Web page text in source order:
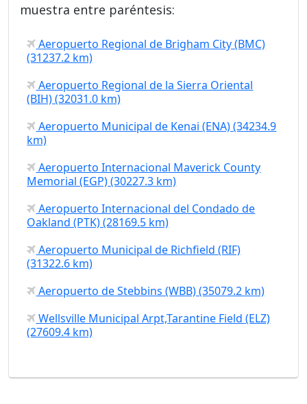
muestra entre paréntesis:
Aeropuerto Regional de Brigham City (BMC)
(31237.2 km)
Aeropuerto Regional de la Sierra Oriental
(BIH) (32031.0 km)
Aeropuerto Municipal de Kenai (ENA) (34234.9
km)
Aeropuerto Internacional Maverick County
Memorial (EGP) (30227.3 km)
Aeropuerto Internacional del Condado de
Oakland (PTK) (28169.5 km)
Aeropuerto Municipal de Richfield (RIF)
(31322.6 km)
Aeropuerto de Stebbins (WBB) (35079.2 km)
Wellsville Municipal Arpt,Tarantine Field (ELZ)
(27609.4 km)